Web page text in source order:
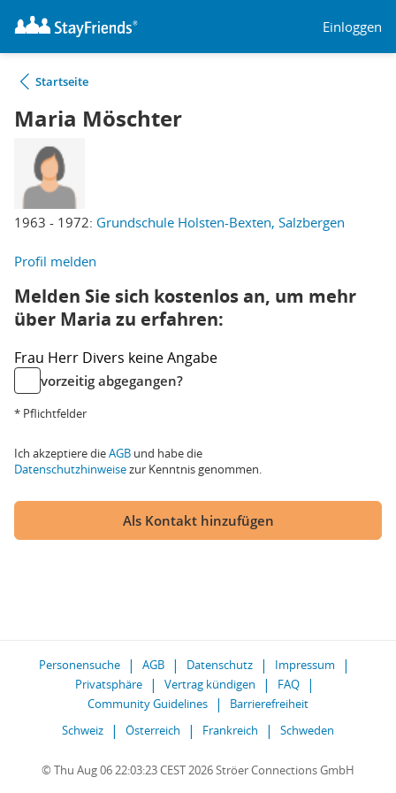
Einloggen
Startseite
Maria Möschter
1963 - 1972: Grundschule Holsten-Bexten, Salzbergen
Profil melden
Melden Sie sich kostenlos an, um mehr
über Maria zu erfahren:
Frau Herr Divers keine Angabe
vorzeitig abgegangen?
* Pflichtfelder
Ich akzeptiere dieAGB und habe die
Datenschutzhinweisezur Kenntnis genommen.
Als Kontakt hinzufügen
Personensuche AGB Datenschutz
Impressum
Privatsphäre
Vertrag kündigen
FAQ
Community Guidelines
Barrierefreiheit
Schweiz
Österreich Frankreich Schweden
© Thu Aug 06 22:03:23 CEST 2026 Ströer Connections GmbH